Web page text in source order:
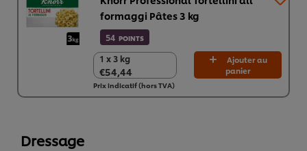
formaggi Pâtes 3 kg
54 POINTS
1 x 3 kg
€54,44
1 x 3 kg
€54,44
Ajouter au
panier
Prix indicatif (hors TVA)
Dressage